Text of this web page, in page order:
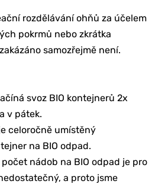
rozdělávání ohňů za účelem
pokrmů nebo zkrátka
samozřejmě není.
svoz BIO kontejnerů 2x
v pátek.
celoročně umístěný
na BIO odpad.
nádob na BIO odpad je pro
a proto jsme